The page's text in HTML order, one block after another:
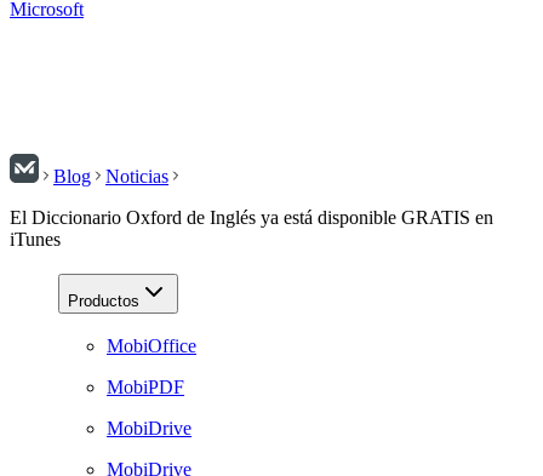
Microsoft
Blog
Noticias
El Diccionario Oxford de Inglés ya está disponible GRATIS en
iTunes
Productos
MobiOffice
MobiPDF
MobiDrive
MobiDrive